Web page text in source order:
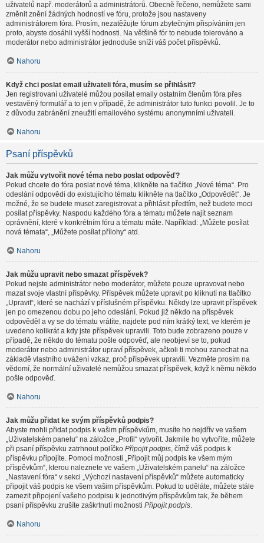
uživatelů např. moderátorů a administrátorů. Obecně řečeno, nemůžete sami
změnit znění žádných hodností ve fóru, protože jsou nastaveny
administrátorem fóra. Prosím, nezatěžujte fórum zbytečným přispíváním jen
proto, abyste dosáhli vyšší hodnosti. Na většině fór to nebude tolerováno a
moderátor nebo administrátor jednoduše sníží váš počet příspěvků.
Nahoru
Když chci poslat email uživateli fóra, musím se přihlásit?
Jen registrovaní uživatelé můžou posílat emaily ostatním členům fóra přes
vestavěný formulář a to jen v případě, že administrátor tuto funkci povolil. Je to
z důvodu zabránění zneužití emailového systému anonymními uživateli.
Nahoru
Psaní příspěvků
Jak můžu vytvořit nové téma nebo poslat odpověď?
Pokud chcete do fóra poslat nové téma, klikněte na tlačítko „Nové téma“. Pro
odeslání odpovědi do existujícího tématu klikněte na tlačítko „Odpovědět“. Je
možné, že se budete muset zaregistrovat a přihlásit předtím, než budete moci
posílat příspěvky. Naspodu každého fóra a tématu můžete najít seznam
oprávnění, které v konkrétním fóru a tématu máte. Například: „Můžete posílat
nová témata“, „Můžete posílat přílohy“ atd.
Nahoru
Jak můžu upravit nebo smazat příspěvek?
Pokud nejste administrátor nebo moderátor, můžete pouze upravovat nebo
mazat svoje vlastní příspěvky. Příspěvek můžete upravit po kliknutí na tlačítko
„Upravit“, které se nachází v příslušném příspěvku. Někdy lze upravit příspěvek
jen po omezenou dobu po jeho odeslání. Pokud již někdo na příspěvek
odpověděl a vy se do tématu vrátíte, najdete pod ním krátký text, ve kterém je
uvedeno kolikrát a kdy jste příspěvek upravili. Toto bude zobrazeno pouze v
případě, že někdo do tématu pošle odpověď, ale neobjeví se to, pokud
moderátor nebo administrátor upraví příspěvek, ačkoli ti mohou zanechat na
základě vlastního uvážení vzkaz, proč příspěvek upravili. Vezměte prosím na
vědomí, že normální uživatelé nemůžou smazat příspěvek, když k němu někdo
pošle odpověď.
Nahoru
Jak můžu přidat ke svým příspěvků podpis?
Abyste mohli přidat podpis k vašim příspěvkům, musíte ho nejdřív ve vašem
„Uživatelském panelu“ na záložce „Profil“ vytvořit. Jakmile ho vytvoříte, můžete
při psaní příspěvku zatrhnout políčko Připojit podpis, čímž váš podpis k
příspěvku připojíte. Pomocí možnosti „Připojit můj podpis ke všem mým
příspěvkům“, kterou naleznete ve vašem „Uživatelském panelu“ na záložce
„Nastavení fóra“ v sekci „Výchozí nastavení příspěvků“ můžete automaticky
připojit váš podpis ke všem vašim příspěvkům. Pokud to uděláte, můžete stále
zamezit připojení vašeho podpisu k jednotlivým příspěvkům tak, že během
psaní příspěvku zrušíte zaškrtnutí možnosti Připojit podpis.
Nahoru